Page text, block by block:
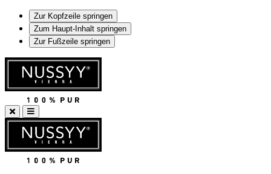
Zur Kopfzeile springen
Zum Haupt-Inhalt springen
Zur Fußzeile springen